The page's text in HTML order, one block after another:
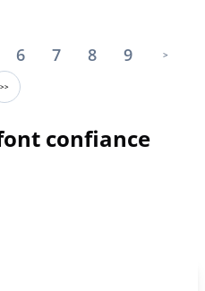
6 7 8 9 >
>>
confiance